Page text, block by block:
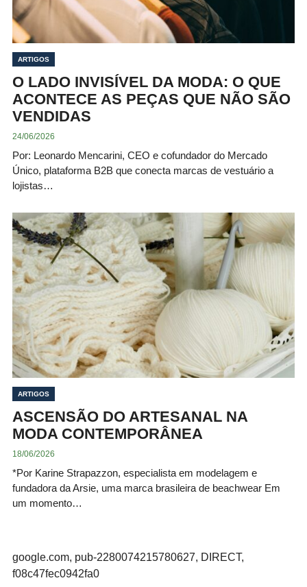
ARTIGOS
O LADO INVISÍVEL DA MODA: O QUE
ACONTECE AS PEÇAS QUE NÃO SÃO
VENDIDAS
24/06/2026
Por: Leonardo Mencarini, CEO e cofundador do Mercado
Único, plataforma B2B que conecta marcas de vestuário a
lojistas…
ARTIGOS
ASCENSÃO DO ARTESANAL NA
MODA CONTEMPORÂNEA
18/06/2026
*Por Karine Strapazzon, especialista em modelagem e
fundadora da Arsie, uma marca brasileira de beachwear Em
um momento…
google.com, pub-2280074215780627, DIRECT,
f08c47fec0942fa0